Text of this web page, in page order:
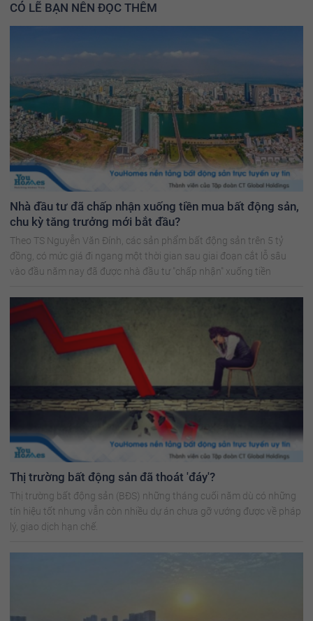
CÓ LẼ BẠN NÊN ĐỌC THÊM
Nhà đầu tư đã chấp nhận xuống tiền mua bất động sản,
chu kỳ tăng trưởng mới bắt đầu?
Theo TS Nguyễn Văn Đính, các sản phẩm bất động sản trên 5 tỷ
đồng, có mức giá đi ngang một thời gian sau giai đoạn cắt lỗ sâu
vào đầu năm nay đã được nhà đầu tư "chấp nhận" xuống tiền
Thị trường bất động sản đã thoát 'đáy'?
Thị trường bất động sản (BĐS) những tháng cuối năm dù có những
tín hiệu tốt nhưng vẫn còn nhiều dự án chưa gỡ vướng được về pháp
lý, giao dịch hạn chế.